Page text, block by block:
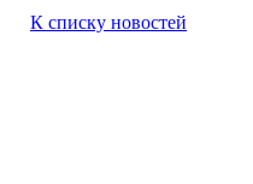
К списку новостей